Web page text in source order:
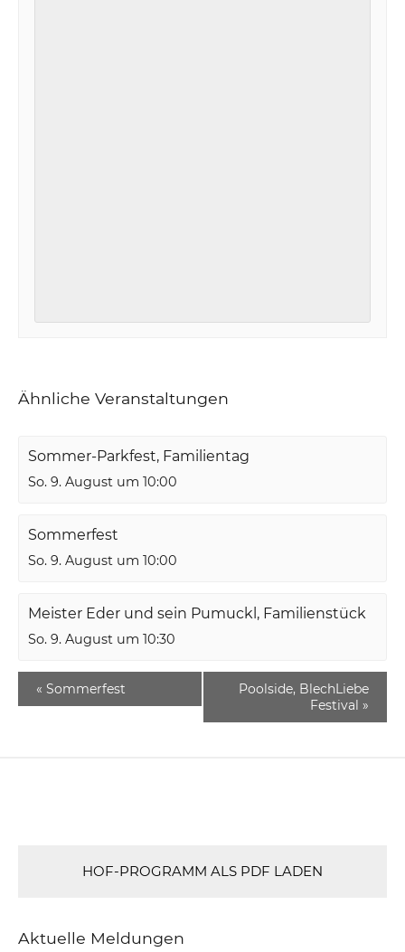
Ähnliche Veranstaltungen
Sommer-Parkfest, Familientag
So. 9. August um 10:00
Sommerfest
So. 9. August um 10:00
Meister Eder und sein Pumuckl, Familienstück
So. 9. August um 10:30
« Sommerfest
Poolside, BlechLiebe
Festival »
HOF-PROGRAMM ALS PDF LADEN
Aktuelle Meldungen